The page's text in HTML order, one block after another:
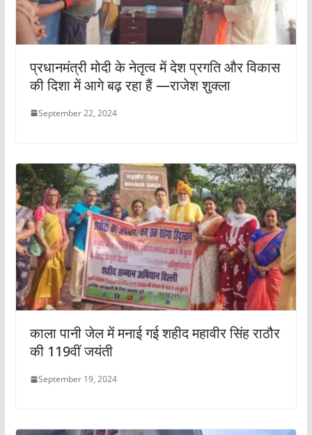
प्रधानमंत्री मोदी के नेतृत्व में देश प्रगति और विकास
की दिशा में आगे बढ़ रहा हैं —राजेश शुक्ला
September 22, 2024
काला पानी जेल में मनाई गई शहीद महावीर सिंह राठौर
की 119वीं जयंती
September 19, 2024